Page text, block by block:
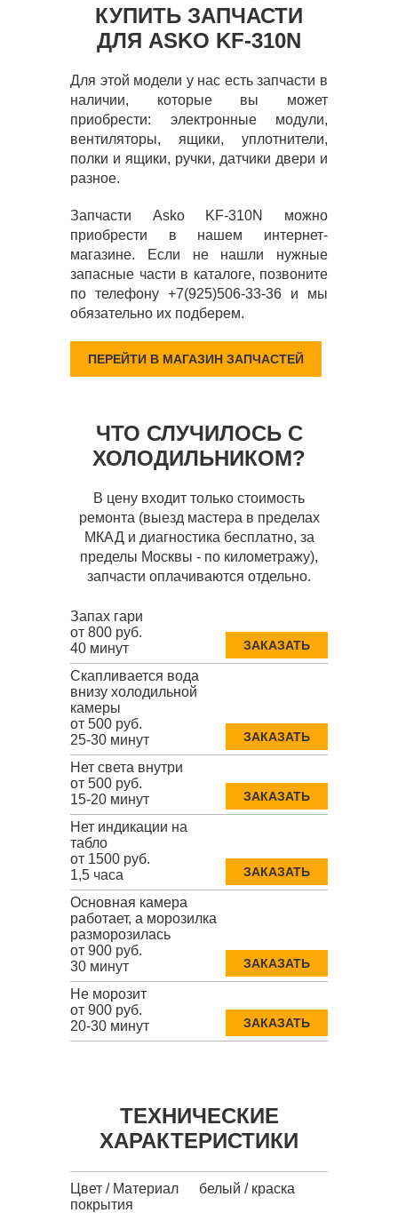
КУПИТЬ ЗАПЧАСТИ
ДЛЯ ASKO KF-310N
Для этой модели у нас есть запчасти в
наличии, которые вы может
приобрести: электронные модули,
вентиляторы, ящики, уплотнители,
полки и ящики, ручки, датчики двери и
разное.
Запчасти Asko KF-310N можно
приобрести в нашем интернет-
магазине. Если не нашли нужные
запасные части в каталоге, позвоните
по телефону +7(925)506-33-36 и мы
обязательно их подберем.
ПЕРЕЙТИ В МАГАЗИН ЗАПЧАСТЕЙ
ЧТО СЛУЧИЛОСЬ С
ХОЛОДИЛЬНИКОМ?
В цену входит только стоимость
ремонта (выезд мастера в пределах
МКАД и диагностика бесплатно, за
пределы Москвы - по километражу),
запчасти оплачиваются отдельно.
Запах гари
от 800 руб.
40 минут
ЗАКАЗАТЬ
Скапливается вода
внизу холодильной
камеры
от 500 руб.
25-30 минут
ЗАКАЗАТЬ
Нет света внутри
от 500 руб.
15-20 минут
ЗАКАЗАТЬ
Нет индикации на
табло
от 1500 руб.
1,5 часа
ЗАКАЗАТЬ
Основная камера
работает, а морозилка
разморозилась
от 900 руб.
30 минут
ЗАКАЗАТЬ
Не морозит
от 900 руб.
20-30 минут
ЗАКАЗАТЬ
ТЕХНИЧЕСКИЕ
ХАРАКТЕРИСТИКИ
Цвет / Материал
покрытия
белый / краска